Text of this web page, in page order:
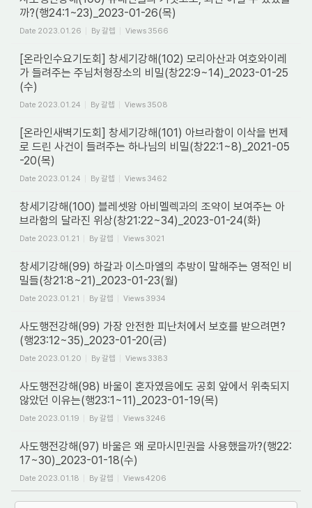
까?(행24:1~23)_2023-01-26(목)
Date 2023.01.26 By갈렙 Views 3566
[온라인수요기도회] 창세기강해(102) 모리아산과 여호와이레
가 들려주는 주님처형장소의 비밀(창22:9~14)_2023-01-25
(수)
Date 2023.01.24 By갈렙 Views 3508
[온라인새벽기도회] 창세기강해(101) 아브라함이 이삭을 번제
로 드린 사건이 들려주는 하나님의 비밀(창22:1~8)_2021-05
-20(목)
Date 2023.01.24 By갈렙 Views 3462
창세기강해(100) 블레셋왕 아비멜렉과의 조약이 보여주는 아
브라함의 달라진 위상(창21:22~34)_2023-01-24(화)
Date 2023.01.21 By갈렙 Views 3021
창세기강해(99) 하갈과 이스마엘의 추방이 말해주는 영적인 비
밀들(창21:8~21)_2023-01-23(월)
Date 2023.01.21 By갈렙 Views 3934
사도행전강해(99) 가장 안전한 피난처에서 보호를 받으려면?
(행23:12~35)_2023-01-20(금)
Date 2023.01.20 By갈렙 Views 3383
사도행전강해(98) 바울이 혼자였음에도 공회 앞에서 위축되지
않았던 이유는(행23:1~11)_2023-01-19(목)
Date 2023.01.19 By갈렙 Views 3246
사도행전강해(97) 바울은 왜 로마시민권을 사용했을까?(행22:
17~30)_2023-01-18(수)
Date 2023.01.18 By갈렙 Views4206